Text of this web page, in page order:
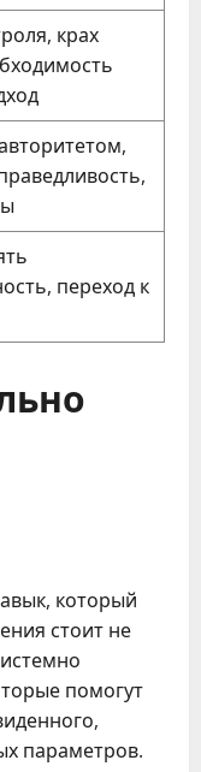
крах
переход к
который
стоит не
помогут
параметров.